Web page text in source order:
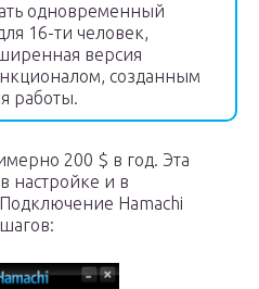
одновременный
16-ти человек,
версия
созданным
работы.
200 $ в год. Эта
настройке и в
Hamachi